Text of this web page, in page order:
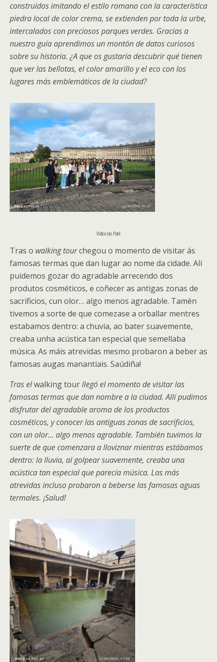
construidos imitando el estilo romano con la característica
piedra local de color crema, se extienden por toda la urbe,
intercalados con preciosos parques verdes. Gracias a
nuestro guía aprendimos un montón de datos curiosos
sobre su historia. ¿A que os gustaría descubrir qué tienen
que ver las bellotas, el color amarillo y el eco con los
lugares más emblemáticos de la ciudad?
Victoria’s Park
Tras o walking tourchegou o momento de visitar ás
famosas termas que dan lugar ao nome da cidade. Alí
puidemos gozar do agradable arrecendo dos
produtos cosméticos, e coñecer as antigas zonas de
sacrificios, cun olor… algo menos agradable. Tamén
tivemos a sorte de que comezase a orballar mentres
estabamos dentro: a chuvia, ao bater suavemente,
creaba unha acústica tan especial que semellaba
música. As máis atrevidas mesmo probaron a beber as
famosas augas manantiais. Saúdiña!
Tras elwalking tourllegó el momento de visitar las
famosas termas que dan nombre a la ciudad. Allí pudimos
disfrutar del agradable aroma de los productos
cosméticos, y conocer las antiguas zonas de sacrificios,
con un olor… algo menos agradable. También tuvimos la
suerte de que comenzara a lloviznar mientras estábamos
dentro: la lluvia, al golpear suavemente, creaba una
acústica tan especial que parecía música. Las más
atrevidas incluso probaron a beberse las famosas aguas
termales. ¡Salud!